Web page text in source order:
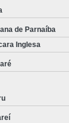
Corte
a Laser
de Tubos
de Tubos a
de Tubos
de Parnaíba
Inglesa